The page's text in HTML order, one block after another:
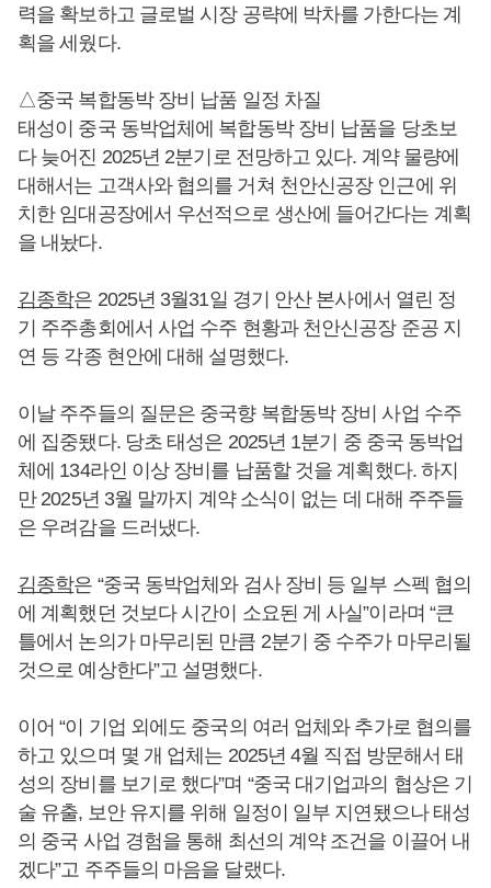
력을 확보하고 글로벌 시장 공략에 박차를 가한다는 계
획을 세웠다.
△중국 복합동박 장비 납품 일정 차질
태성이 중국 동박업체에 복합동박 장비 납품을 당초보
다 늦어진 2025년 2분기로 전망하고 있다. 계약 물량에
대해서는 고객사와 협의를 거쳐 천안신공장 인근에 위
치한 임대공장에서 우선적으로 생산에 들어간다는 계획
을 내놨다.
김종학은 2025년 3월31일 경기 안산 본사에서 열린 정
기 주주총회에서 사업 수주 현황과 천안신공장 준공 지
연 등 각종 현안에 대해 설명했다.
이날 주주들의 질문은 중국향 복합동박 장비 사업 수주
에 집중됐다. 당초 태성은 2025년 1분기 중 중국 동박업
체에 134라인 이상 장비를 납품할 것을 계획했다. 하지
만 2025년 3월 말까지 계약 소식이 없는 데 대해 주주들
은 우려감을 드러냈다.
김종학은 “중국 동박업체와 검사 장비 등 일부 스펙 협의
에 계획했던 것보다 시간이 소요된 게 사실”이라며 “큰
틀에서 논의가 마무리된 만큼 2분기 중 수주가 마무리될
것으로 예상한다”고 설명했다.
이어 “이 기업 외에도 중국의 여러 업체와 추가로 협의를
하고 있으며 몇 개 업체는 2025년 4월 직접 방문해서 태
성의 장비를 보기로 했다”며 “중국 대기업과의 협상은 기
술 유출, 보안 유지를 위해 일정이 일부 지연됐으나 태성
의 중국 사업 경험을 통해 최선의 계약 조건을 이끌어 내
겠다”고 주주들의 마음을 달랬다.